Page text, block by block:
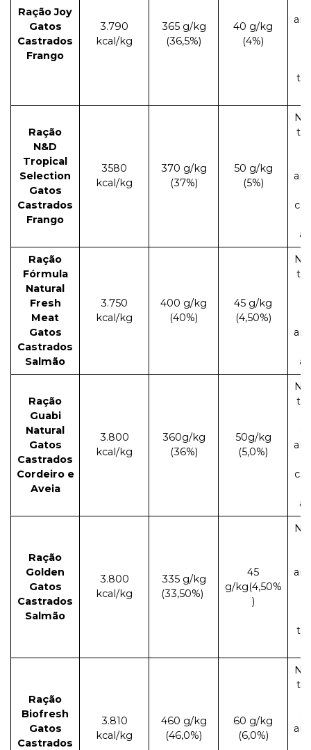
Ração Joy
Gatos
Castrados
Frango
3.790
kcal/kg
365 g/kg
(36,5%)
40 g/kg
(4%)
Ração
N&D
Tropical
Selection
Gatos
Castrados
Frango
3580
kcal/kg
370 g/kg
(37%)
50 g/kg
(5%)
Ração
Fórmula
Natural
Fresh
Meat
Gatos
Castrados
Salmão
3.750
kcal/kg
400 g/kg
(40%)
45 g/kg
(4,50%)
Ração
Guabi
Natural
Gatos
Castrados
Cordeiro e
Aveia
3.800
kcal/kg
360g/kg
(36%)
50g/kg
(5,0%)
Ração
Golden
Gatos
Castrados
Salmão
3.800
kcal/kg
335 g/kg
(33,50%)
45
g/kg(4,50%
)
Ração
Biofresh
Gatos
Castrados
3.810
kcal/kg
460 g/kg
(46,0%)
60 g/kg
(6,0%)